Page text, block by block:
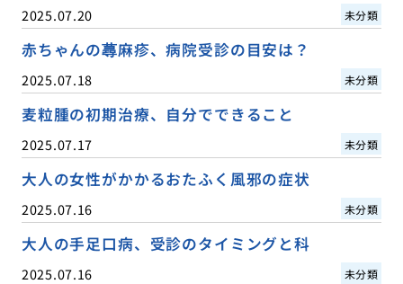
2025.07.20 未分類
赤ちゃんの蕁麻疹、病院受診の目安は？
2025.07.18 未分類
麦粒腫の初期治療、自分でできること
2025.07.17 未分類
大人の女性がかかるおたふく風邪の症状
2025.07.16 未分類
大人の手足口病、受診のタイミングと科
2025.07.16 未分類